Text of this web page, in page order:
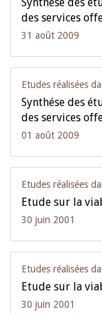
des services
31 août 2009
Etudes réalisées
Synthése des
des services
01 août 2009
Etudes réalisées
Etude sur la
30 juin 2001
Etudes réalisées
Etude sur la
30 juin 2001